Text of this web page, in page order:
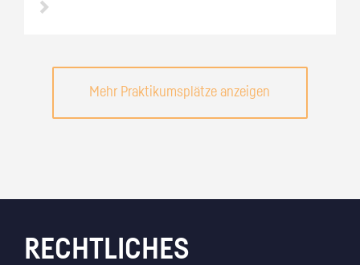
Mehr Praktikumsplätze anzeigen
RECHTLICHES